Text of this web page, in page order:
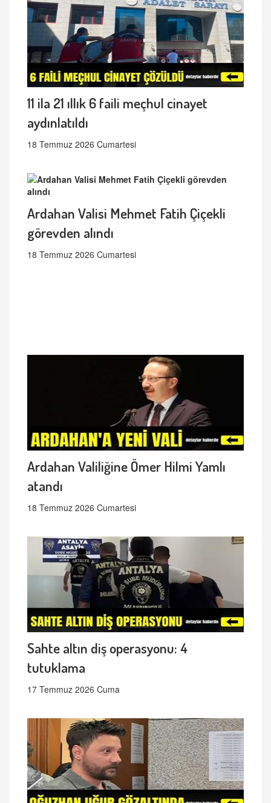
11 ila 21 ıllık 6 faili meçhul cinayet
aydınlatıldı
18 Temmuz 2026 Cumartesi
Ardahan Valisi Mehmet Fatih Çiçekli
görevden alındı
18 Temmuz 2026 Cumartesi
Ardahan Valiliğine Ömer Hilmi Yamlı
atandı
18 Temmuz 2026 Cumartesi
Sahte altın diş operasyonu: 4
tutuklama
17 Temmuz 2026 Cuma